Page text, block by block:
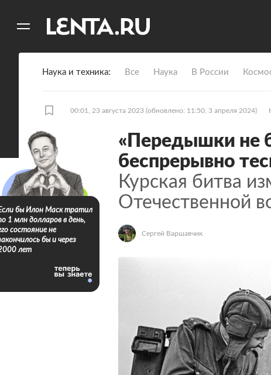
Наука и техника Все Наука В России
00:01, 23 августа 2023 (обновлено: 11:50, 3 апреля 2024)
«Передышки не
беспрерывно
Курская битва
Отечественной
Сергей Варшавчик
бы Илон Маск тратил
1 млн долларов в день,
состояние не
бы и через
лет